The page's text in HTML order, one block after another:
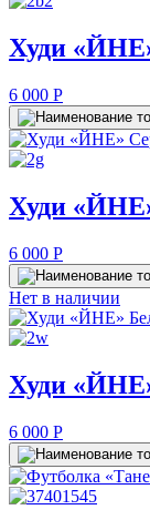
Худи
6 000 P
Худи
6 000 P
Нет в наличии
Худи
6 000 P